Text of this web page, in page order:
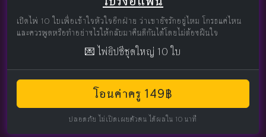
เปิดไพ่ 10 ใบเพื่อเข้าใจหัวใจอีกฝ่าย ว่าเขายังรักอยู่ไหม โกรธแค่ไหน
และควรพูดหรือทำอย่างไรให้กลับมาคืนดีกันได้โดยไม่ต้องฝืนใจ
💌 ไพ่ยิปซีชุดใหญ่ 10 ใบ
โอนค่าครู 149฿
ปลอดภัย ไม่เปิดเผยตัวตน ได้ผลใน 10 นาที